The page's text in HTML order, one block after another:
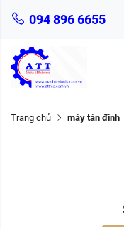
094 896 6655
Trang chủ máy tán đinh